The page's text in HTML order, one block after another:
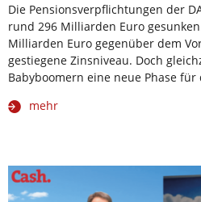
Die Pensionsverpflichtungen der
rund 296 Milliarden Euro
Milliarden Euro gegenüber dem
gestiegene Zinsniveau. Doch
Babyboomern eine neue Phase
mehr